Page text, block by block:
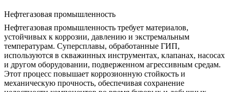
Нефтегазовая промышленность
Нефтегазовая промышленность требует материалов,
устойчивых к коррозии, давлению и экстремальным
температурам. Суперсплавы, обработанные ГИП,
используются в скважинных инструментах, клапанах, насосах
и другом оборудовании, подверженном агрессивным средам.
Этот процесс повышает коррозионную стойкость и
механическую прочность, обеспечивая сохранение